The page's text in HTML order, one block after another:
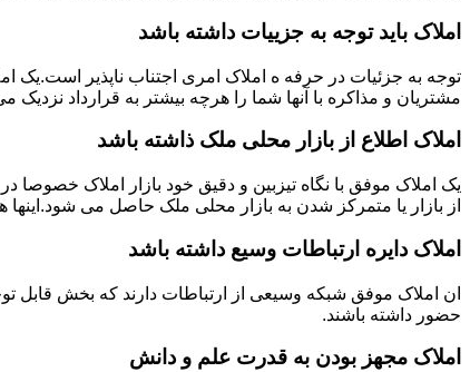
املاک باید توجه به جزییات داشته باشد
توجه به جزئیات در حرفه ه املاک امری اجتناب ناپذیر است.یک
مشتریان و مذاکره با آنها شما را هرچه بیشتر به قرارداد نزدیک
املاک اطلاع از بازار محلی ملک ذاشته باشد
یک املاک موفق با نگاه تیزبین و دقیق خود بازار املاک
از بازار یا متمرکز شدن به بازار محلی ملک حاصل می
املاک دایره ارتباطات وسیع داشته باشد
ان املاک موفق شبکه وسیعی از ارتباطات دارند که بخش قابل
حضور داشته باشند.
املاک مجهز بودن به قدرت علم و دانش